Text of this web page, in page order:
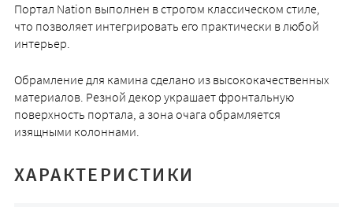
Портал Nation выполнен в строгом классическом стиле,
что позволяет интегрировать его практически в любой
интерьер.
Обрамление для камина сделано из высококачественных
материалов. Резной декор украшает фронтальную
поверхность портала, а зона очага обрамляется
изящными колоннами.
ХАРАКТЕРИСТИКИ